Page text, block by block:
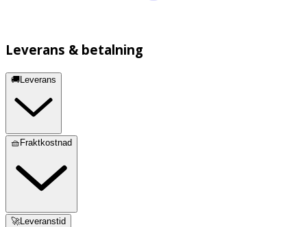
Leverans & betalning
🚚Leverans
🧺Fraktkostnad
🚀Leveranstid